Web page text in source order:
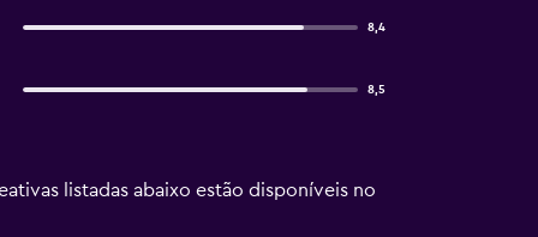
8,4
8,5
listadas abaixo estão disponíveis no